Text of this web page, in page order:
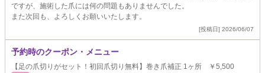
ですが、施術した爪には何の問題もありませんでした。
また次回も、よろしくお願いいたします。
[投稿日] 2026/06/07
予約時のクーポン・メニュー
【足の爪切りがセット！初回爪切り無料】巻き爪補正 1ヶ所 ￥5,500